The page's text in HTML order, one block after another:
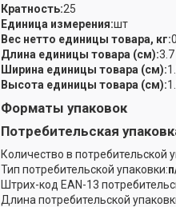
Кратность:25
Единица измерения:шт
Вес нетто единицы товара, кг:
Длина единицы товара (см):3.7
Ширина единицы товара (см):
Высота единицы товара (см):
Форматы упаковок
Потребительская
Количество в потребительской
Тип потребительской упаковки:
Штрих-код EAN-13
Длина потребительской